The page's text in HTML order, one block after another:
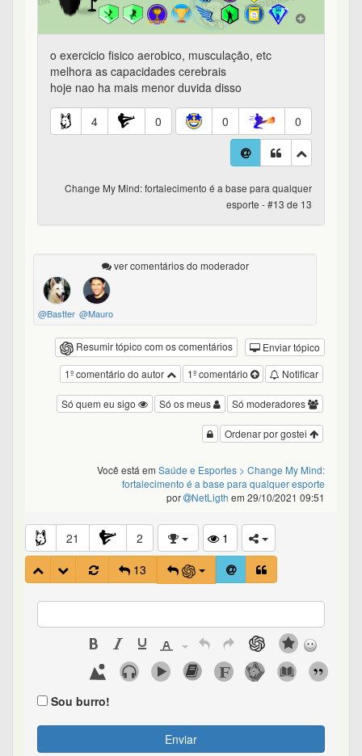
o exercicio fisico aerobico, musculação, etc
melhora as capacidades cerebrais
hoje nao ha mais menor duvida disso
4 0 0 0
Change My Mind: fortalecimento é a base para qualquer
esporte - #13 de 13
ver comentários do moderador
@Bastter @Mauro
Resumir tópico com os comentários
Enviar tópico
Notificar
1º comentário
1º comentário do autor
Só moderadores
Só os meus
Só quem eu sigo
Ordenar por gostei
Você está em Saúde e Esportes > Change My Mind:
fortalecimento é a base para qualquer esporte
por
NetLigth em 29/10/2021 09:51
21 2
1
13
Sou burro!
Enviar